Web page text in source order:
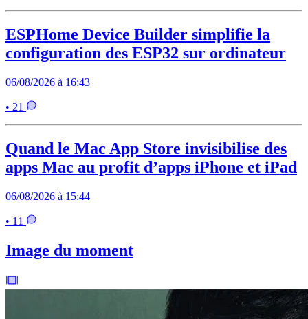
ESPHome Device Builder simplifie la
configuration des ESP32 sur ordinateur
06/08/2026 à 16:43
• 21
Quand le Mac App Store invisibilise des
apps Mac au profit d’apps iPhone et iPad
06/08/2026 à 15:44
• 11
Image du moment